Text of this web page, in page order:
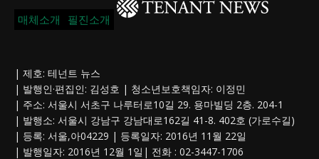
매체소개 필진소개
| 제호: 테넌트 뉴스
| 발행인·편집인: 김성호 | 청소년보호책임자: 이정민
| 주소: 서울시 서초구 나루터로10길 29. 용마빌딩 2층. 204-1
| 발행소: 서울시 강남구 강남대로162길 41-8. 402호 (가로수길)
| 등록: 서울,아04229 | 등록일자: 2016년 11월 22일
| 발행일자: 2016년 12월 1일| 전화 : 02-3447-1706